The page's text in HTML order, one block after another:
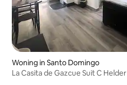
Woning in Santo Domingo
La Casita de Gazcue Suit C Helder